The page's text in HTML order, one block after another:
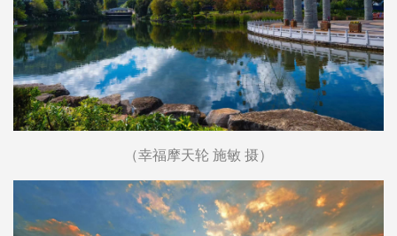
（幸福摩天轮 施敏 摄）